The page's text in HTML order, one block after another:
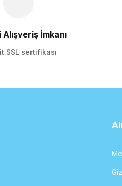
İmkanı
SSL sertifikası